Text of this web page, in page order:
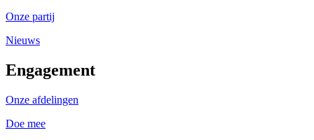
Onze partij
Nieuws
Engagement
Onze afdelingen
Doe mee